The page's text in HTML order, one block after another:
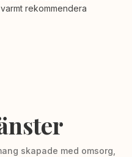
rekommendera
skapade med omsorg,